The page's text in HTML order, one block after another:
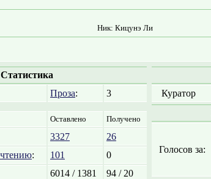
Ник: Кицунэ Ли
Статистика
Проза: 3
Оставлено Получено
3327
26
: 101
0
6014 / 1381 94 / 20
Куратор
Голосов за: